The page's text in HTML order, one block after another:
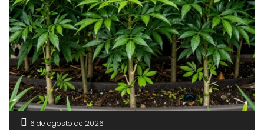
6 de agosto de 2026